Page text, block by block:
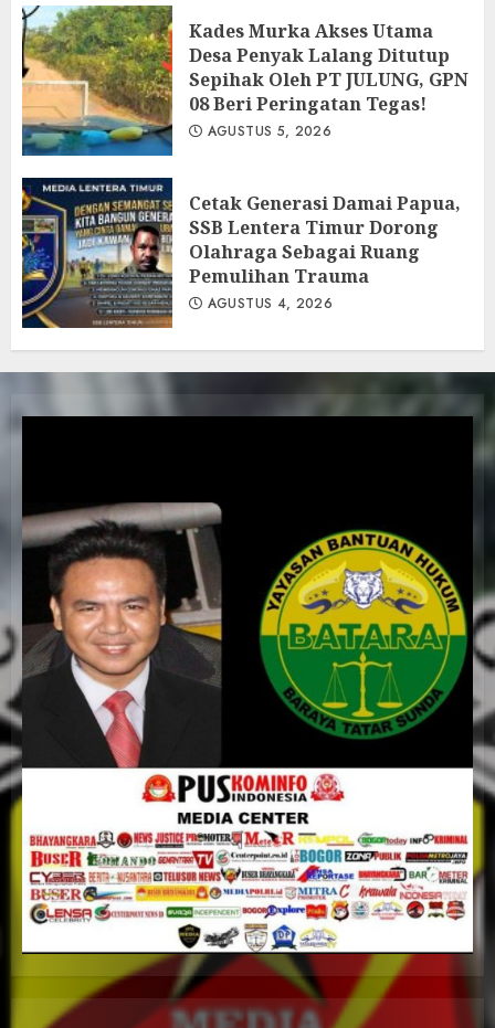
Kades Murka Akses Utama
Desa Penyak Lalang Ditutup
Sepihak Oleh PT JULUNG, GPN
08 Beri Peringatan Tegas!
AGUSTUS 5, 2026
Cetak Generasi Damai Papua,
SSB Lentera Timur Dorong
Olahraga Sebagai Ruang
Pemulihan Trauma
AGUSTUS 4, 2026